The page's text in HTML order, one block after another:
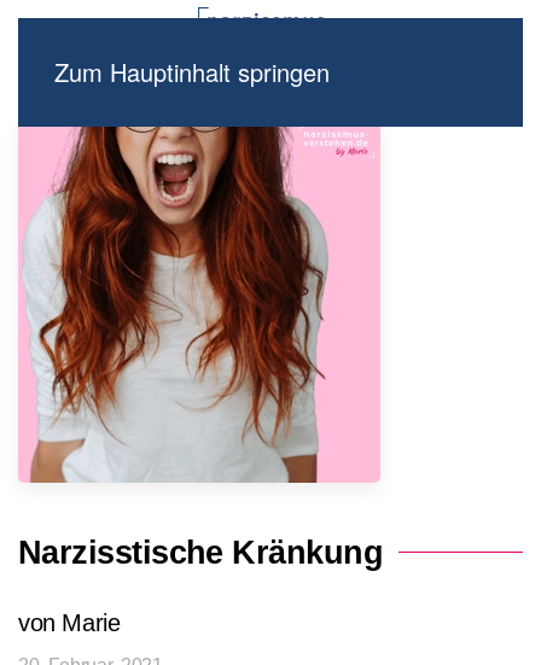
Zum Hauptinhalt springen
Narzisstische Kränkung
von Marie